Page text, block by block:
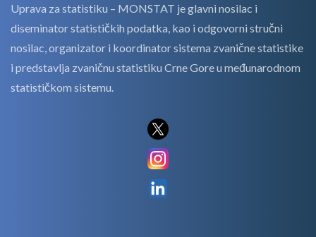
Uprava za statistiku – MONSTAT je glavni nosilac i
diseminator statističkih podatka, kao i odgovorni stručni
nosilac, organizator i koordinator sistema zvanične statistike
i predstavlja zvaničnu statistiku Crne Gore u međunarodnom
statističkom sistemu.